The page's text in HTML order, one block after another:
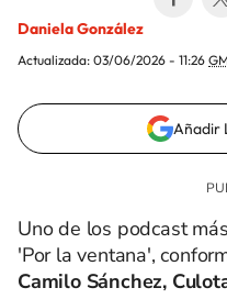
Daniela González
Actualizada: 03/06/2026 - 11:26
Añadir
Uno de los podcast
'Por la ventana',
Camilo Sánchez,